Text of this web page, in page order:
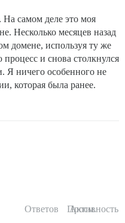
На самом деле это моя
Несколько месяцев назад
домене, используя ту же
и снова столкнулся
ничего особенного не
которая была ранее.
Ответов Просм.
Активность